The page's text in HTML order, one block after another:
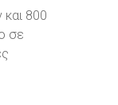
800
σε